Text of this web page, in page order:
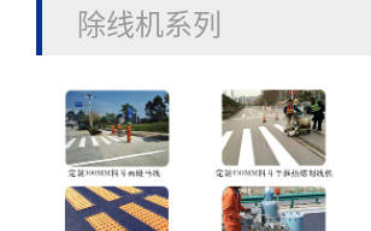
除线机系列